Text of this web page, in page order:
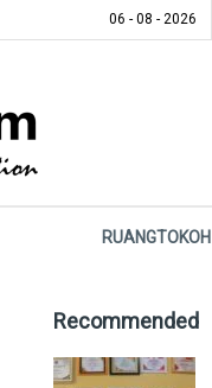
06 - 08 - 2026
RUANGTOKOH
Recommended